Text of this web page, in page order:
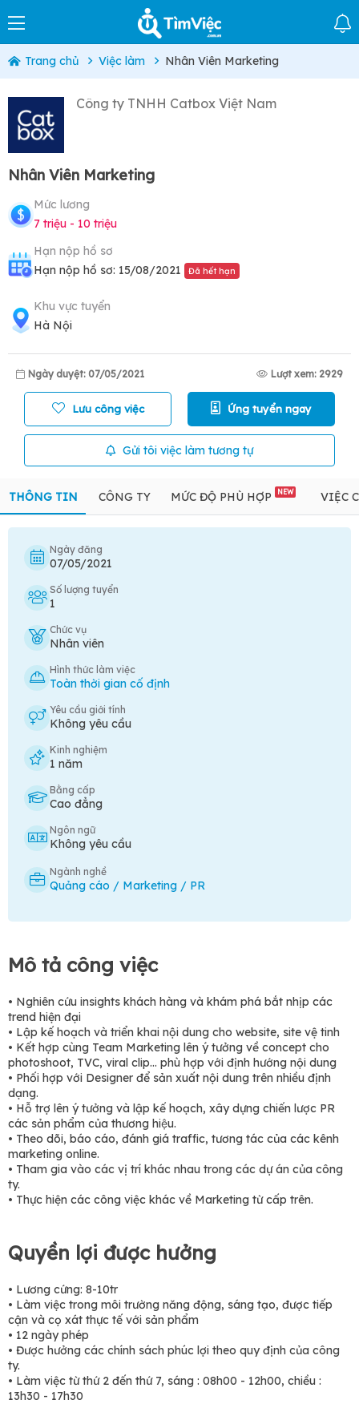
Trang chủ Việc làm Nhân Viên Marketing
Công ty TNHH Catbox Việt Nam
Nhân Viên Marketing
Mức lương
7 triệu - 10 triệu
Hạn nộp hồ sơ
Hạn nộp hồ sơ: 15/08/2021
Đã hết hạn
Khu vực tuyển
Hà Nội
Ngày duyệt: 07/05/2021 Lượt xem: 2929
Lưu công việc Ứng tuyển ngay
Gửi tôi việc làm tương tự
THÔNG TIN CÔNG TY MỨC ĐỘ PHÙ HỢP NEW VIỆC
Ngày đăng
07/05/2021
Số lượng tuyển
1
Chức vụ
Nhân viên
Hình thức làm việc
Toàn thời gian cố định
Yêu cầu giới tính
Không yêu cầu
Kinh nghiệm
1 năm
Bằng cấp
Cao đẳng
Ngôn ngữ
Không yêu cầu
Ngành nghề
Quảng cáo / Marketing / PR
Mô tả công việc
• Nghiên cứu insights khách hàng và khám phá bắt nhịp các
trend hiện đại
• Lập kế hoạch và triển khai nội dung cho website, site vệ tinh
• Kết hợp cùng Team Marketing lên ý tưởng về concept cho
photoshoot, TVC, viral clip… phù hợp với định hướng nội dung
• Phối hợp với Designer để sản xuất nội dung trên nhiều định
dạng.
• Hỗ trợ lên ý tưởng và lập kế hoạch, xây dựng chiến lược PR
các sản phẩm của thương hiệu.
• Theo dõi, báo cáo, đánh giá traffic, tương tác của các kênh
marketing online.
• Tham gia vào các vị trí khác nhau trong các dự án của công
ty.
• Thực hiện các công việc khác về Marketing từ cấp trên.
Quyền lợi được hưởng
• Lương cứng: 8-10tr
• Làm việc trong môi trường năng động, sáng tạo, được tiếp
cận và cọ xát thực tế với sản phẩm
• 12 ngày phép
• Được hưởng các chính sách phúc lợi theo quy định của công
ty.
• Làm việc từ thứ 2 đến thứ 7, sáng : 08h00 - 12h00, chiều :
13h30 - 17h30